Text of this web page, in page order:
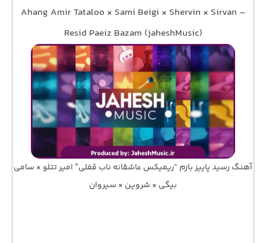
Ahang Amir Tataloo × Sami Beigi × Shervin × Sirvan –
Resid Paeiz Bazam (jaheshMusic)
آهنگ رسید پاییز بازم “ریمیکس عاشقانه ناب قفلی” امیر تتلو × سامی
بیگی × شروین × سیروان